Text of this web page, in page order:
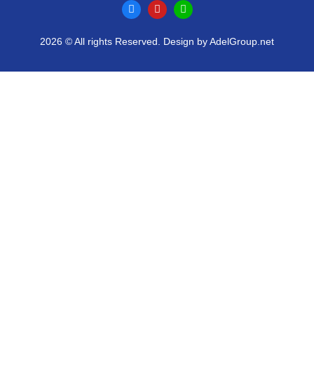
2026 © All rights Reserved. Design by AdelGroup.net